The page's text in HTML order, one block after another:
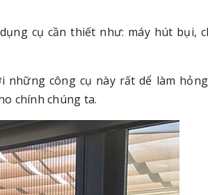
cụ cần thiết như: máy hút bụi,
những công cụ này rất dể làm
chính chúng ta.